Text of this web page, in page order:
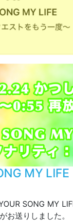
MY
SONG MY
お送りしました